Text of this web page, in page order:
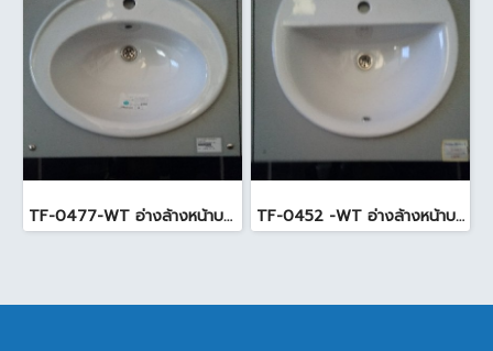
TF-0477-WT อ่างล้างหน้าบนเคาน์เตอร์ สีขาว TF-0452 -WT อ่างล้างหน้าบนเคาน์เตอร์ สีขาว